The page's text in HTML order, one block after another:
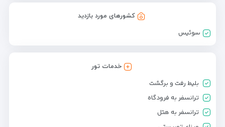
کشورهای مورد بازدید
سوئیس
خدمات تور
بلیط رفت و برگشت
ترانسفر به فرودگاه
ترانسفر به هتل